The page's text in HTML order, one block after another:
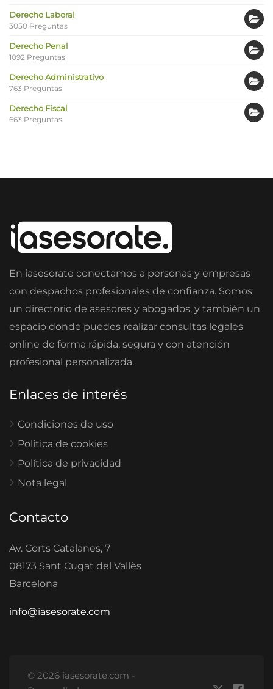
Derecho Laboral
3050 Preguntas
Derecho Penal
1092 Preguntas
Derecho Administrativo
763 Preguntas
Derecho Fiscal
663 Preguntas
En iasesorate conectamos a personas y empresas
con despachos profesionales de confianza. Somos
un directorio de asesores y abogados, y también un
espacio donde puedes realizar consultas legales
online de forma rápida, segura y con atención
profesional personalizada.
Enlaces de interés
Condiciones de uso
Política de cookies
Política de privacidad
Nota legal
Contacto
Av. Corts Catalanes, 7
08173 Sant Cugat del Vallès
Barcelona
info@iasesorate.com
© 2026 iasesorate.com -